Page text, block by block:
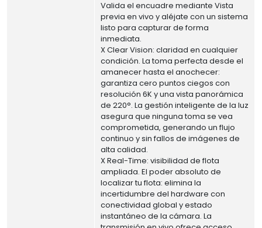
Valida el encuadre mediante Vista
previa en vivo y aléjate con un sistema
listo para capturar de forma
inmediata.
X Clear Vision: claridad en cualquier
condición. La toma perfecta desde el
amanecer hasta el anochecer:
garantiza cero puntos ciegos con
resolución 6K y una vista panorámica
de 220°. La gestión inteligente de la luz
asegura que ninguna toma se vea
comprometida, generando un flujo
continuo y sin fallos de imágenes de
alta calidad.
X Real-Time: visibilidad de flota
ampliada. El poder absoluto de
localizar tu flota: elimina la
incertidumbre del hardware con
conectividad global y estado
instantáneo de la cámara. La